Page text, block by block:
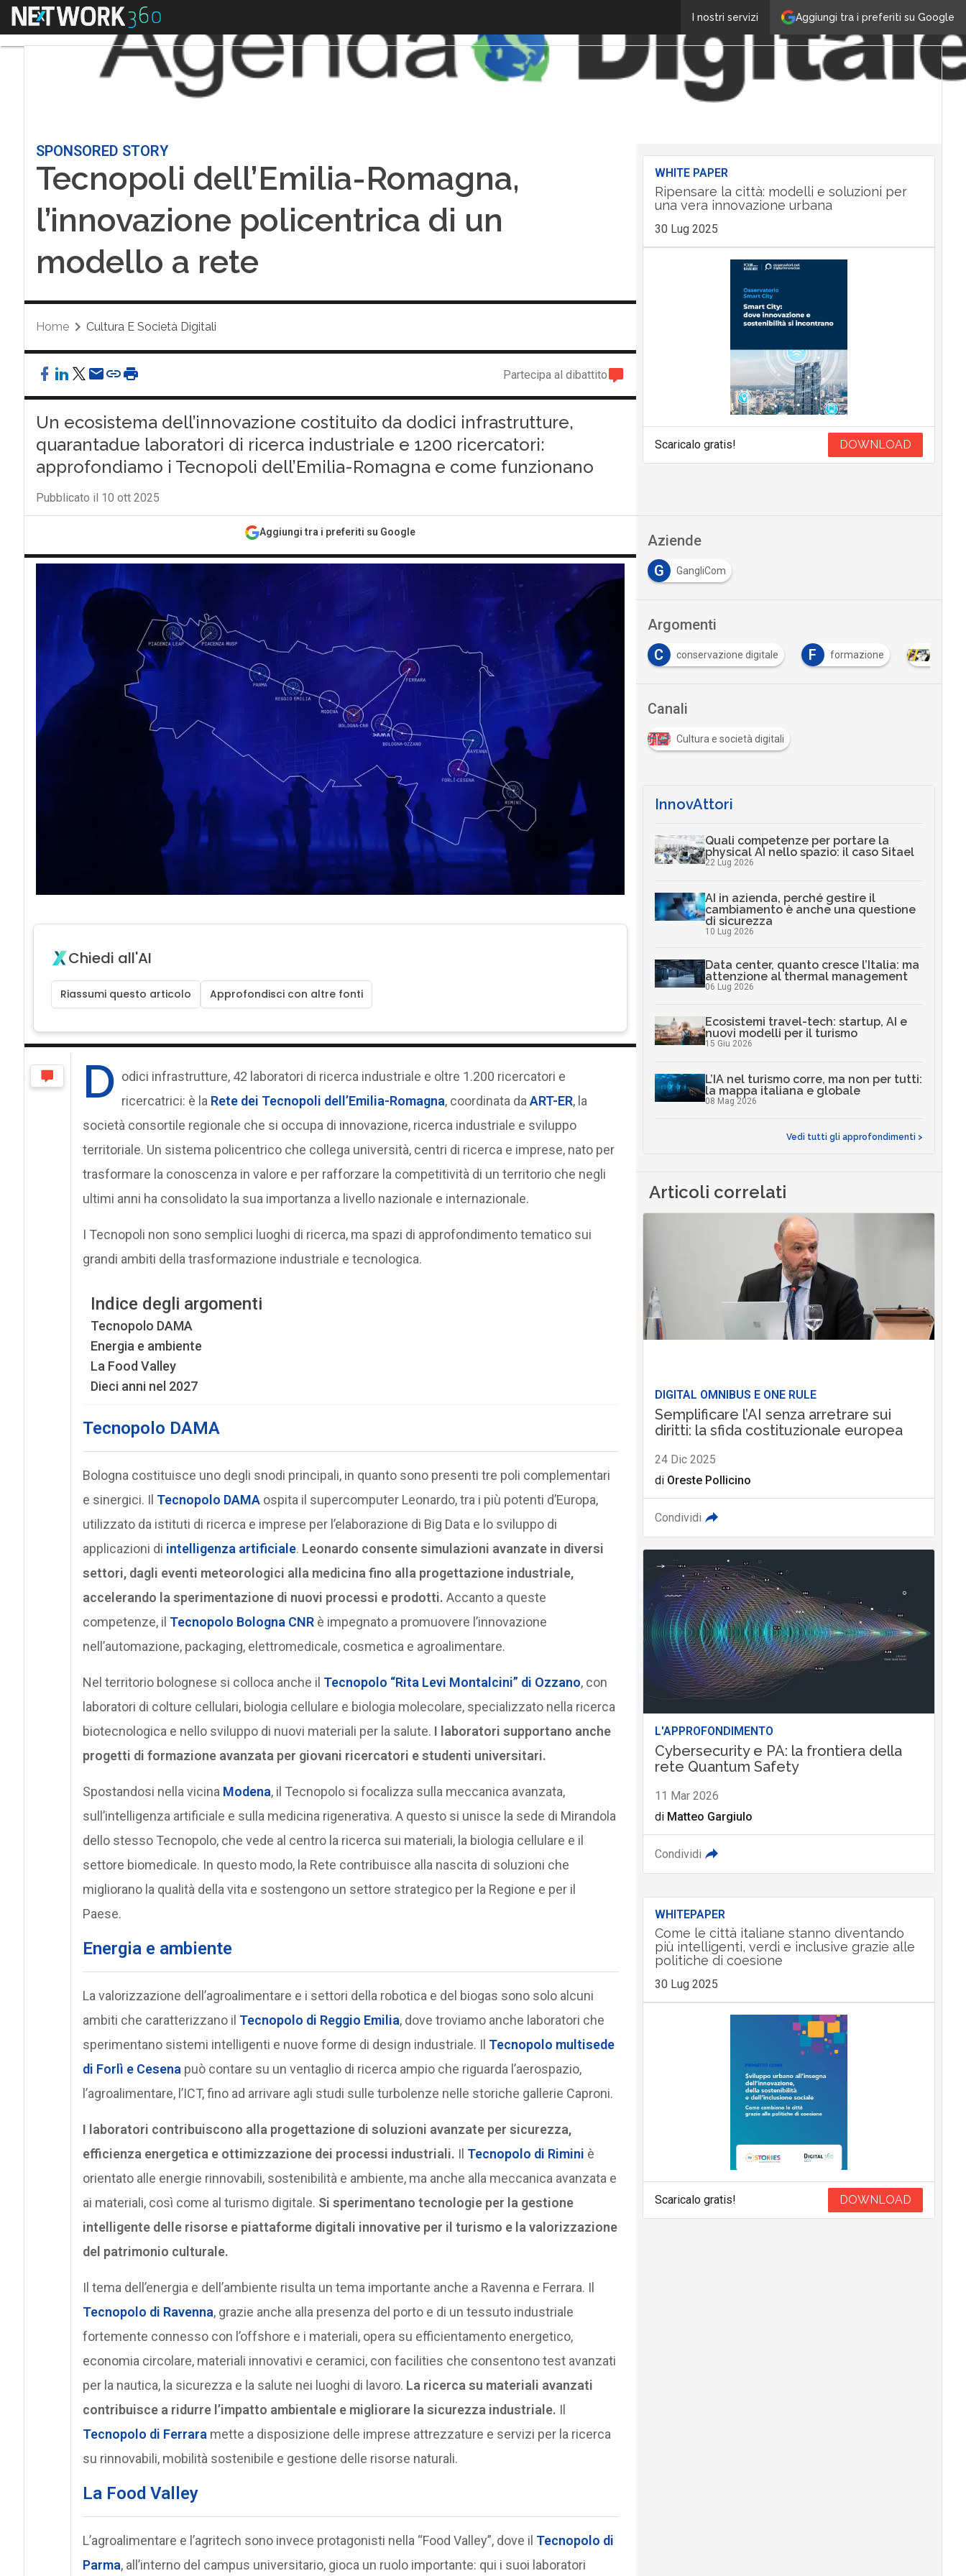
Aggiungi tra i preferiti su Google
I nostri servizi
Menu
SPONSORED STORY
Tecnopoli dell’Emilia-Romagna,
l’innovazione policentrica di un
modello a rete
Home Cultura E Società Digitali
Partecipa al dibattito
Un ecosistema dell’innovazione costituito da dodici infrastrutture,
quarantadue laboratori di ricerca industriale e 1200 ricercatori:
approfondiamo i Tecnopoli dell’Emilia-Romagna e come funzionano
Pubblicato il 10 ott 2025
Aggiungi tra i preferiti su Google
Chiedi all'AI
Riassumi questo articolo Approfondisci con altre fonti
D odici infrastrutture, 42 laboratori di ricerca industriale e oltre 1.200 ricercatori e
ricercatrici: è la Rete dei Tecnopoli dell’Emilia-Romagna, coordinata da ART-ER, la
società consortile regionale che si occupa di innovazione, ricerca industriale e sviluppo
territoriale. Un sistema policentrico che collega università, centri di ricerca e imprese, nato per
trasformare la conoscenza in valore e per rafforzare la competitività di un territorio che negli
ultimi anni ha consolidato la sua importanza a livello nazionale e internazionale.
I Tecnopoli non sono semplici luoghi di ricerca, ma spazi di approfondimento tematico sui
grandi ambiti della trasformazione industriale e tecnologica.
Indice degli argomenti
Tecnopolo DAMA
Energia e ambiente
La Food Valley
Dieci anni nel 2027
Tecnopolo DAMA
Bologna costituisce uno degli snodi principali, in quanto sono presenti tre poli complementari
e sinergici. Il Tecnopolo DAMAospita il supercomputer Leonardo, tra i più potenti d’Europa,
utilizzato da istituti di ricerca e imprese per l’elaborazione di Big Data e lo sviluppo di
applicazioni di intelligenza artificiale. Leonardo consente simulazioni avanzate in diversi
settori, dagli eventi meteorologici alla medicina fino alla progettazione industriale,
accelerando la sperimentazione di nuovi processi e prodotti. Accanto a queste
competenze, il Tecnopolo Bologna CNRè impegnato a promuovere l’innovazione
nell’automazione, packaging, elettromedicale, cosmetica e agroalimentare.
Nel territorio bolognese si colloca anche il Tecnopolo “Rita Levi Montalcini” di Ozzano, con
laboratori di colture cellulari, biologia cellulare e biologia molecolare, specializzato nella ricerca
biotecnologica e nello sviluppo di nuovi materiali per la salute. I laboratori supportano anche
progetti di formazione avanzata per giovani ricercatori e studenti universitari.
Spostandosi nella vicina Modena, il Tecnopolo si focalizza sulla meccanica avanzata,
sull’intelligenza artificiale e sulla medicina rigenerativa. A questo si unisce la sede di Mirandola
dello stesso Tecnopolo, che vede al centro la ricerca sui materiali, la biologia cellulare e il
settore biomedicale. In questo modo, la Rete contribuisce alla nascita di soluzioni che
migliorano la qualità della vita e sostengono un settore strategico per la Regione e per il
Paese.
Energia e ambiente
La valorizzazione dell’agroalimentare e i settori della robotica e del biogas sono solo alcuni
ambiti che caratterizzano il Tecnopolo di Reggio Emilia, dove troviamo anche laboratori che
sperimentano sistemi intelligenti e nuove forme di design industriale. Il Tecnopolo multisede
di Forlì e Cesena può contare su un ventaglio di ricerca ampio che riguarda l’aerospazio,
l’agroalimentare, l’ICT, fino ad arrivare agli studi sulle turbolenze nelle storiche gallerie Caproni.
I laboratori contribuiscono alla progettazione di soluzioni avanzate per sicurezza,
efficienza energetica e ottimizzazione dei processi industriali. Il Tecnopolo di Rimini è
orientato alle energie rinnovabili, sostenibilità e ambiente, ma anche alla meccanica avanzata e
ai materiali, così come al turismo digitale. Si sperimentano tecnologie per la gestione
intelligente delle risorse e piattaforme digitali innovative per il turismo e la valorizzazione
del patrimonio culturale.
Il tema dell’energia e dell’ambiente risulta un tema importante anche a Ravenna e Ferrara. Il
Tecnopolo di Ravenna, grazie anche alla presenza del porto e di un tessuto industriale
fortemente connesso con l’offshore e i materiali, opera su efficientamento energetico,
economia circolare, materiali innovativi e ceramici, con facilities che consentono test avanzati
per la nautica, la sicurezza e la salute nei luoghi di lavoro. La ricerca su materiali avanzati
contribuisce a ridurre l’impatto ambientale e migliorare la sicurezza industriale. Il
Tecnopolo di Ferrara mette a disposizione delle imprese attrezzature e servizi per la ricerca
su rinnovabili, mobilità sostenibile e gestione delle risorse naturali.
La Food Valley
L’agroalimentare e l’agritech sono invece protagonisti nella “Food Valley”, dove il Tecnopolo di
Parma, all’interno del campus universitario, gioca un ruolo importante: qui i suoi laboratori
WHITE PAPER
Ripensare la città: modelli e soluzioni per
una vera innovazione urbana
30 Lug 2025
Scaricalo gratis! DOWNLOAD
Aziende
G
GangliCom
Argomenti
big data C conservazione digitale F formazione
Canali
Cultura e società digitali
InnovAttori
Quali competenze per portare la
physical AI nello spazio: il caso Sitael
22 Lug 2026
AI in azienda, perché gestire il
cambiamento è anche una questione
di sicurezza
10 Lug 2026
Data center, quanto cresce l’Italia: ma
attenzione al thermal management
06 Lug 2026
Ecosistemi travel-tech: startup, AI e
nuovi modelli per il turismo
15 Giu 2026
L’IA nel turismo corre, ma non per tutti:
la mappa italiana e globale
08 Mag 2026
Vedi tutti gli approfondimenti >
Articoli correlati
DIGITAL OMNIBUS E ONE RULE
Semplificare l’AI senza arretrare sui
diritti: la sfida costituzionale europea
24 Dic 2025
di Oreste Pollicino
Condividi
L'APPROFONDIMENTO
Cybersecurity e PA: la frontiera della
rete Quantum Safety
11 Mar 2026
di Matteo Gargiulo
Condividi
WHITEPAPER
Come le città italiane stanno diventando
più intelligenti, verdi e inclusive grazie alle
politiche di coesione
30 Lug 2025
Scaricalo gratis! DOWNLOAD